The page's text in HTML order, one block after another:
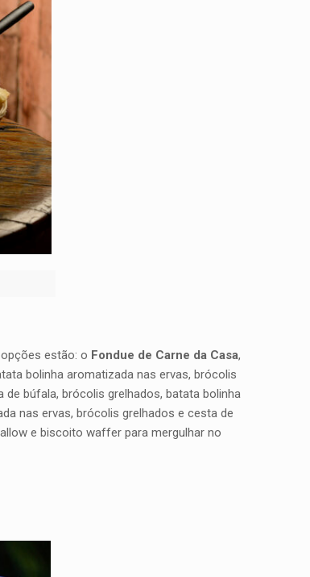
estão: o Fondue de Carne da Casa,
bolinha aromatizada nas ervas, brócolis
búfala, brócolis grelhados, batata bolinha
nas ervas, brócolis grelhados e cesta de
e biscoito waffer para mergulhar no